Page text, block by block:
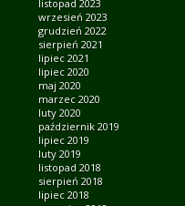
listopad 2023
wrzesień 2023
grudzień 2022
sierpień 2021
lipiec 2021
lipiec 2020
maj 2020
marzec 2020
luty 2020
październik 2019
lipiec 2019
luty 2019
listopad 2018
sierpień 2018
lipiec 2018